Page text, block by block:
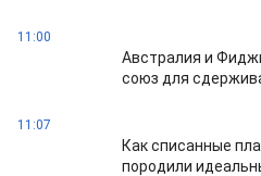
11:00
Австралия и
союз для
11:07
Как списанные
породили